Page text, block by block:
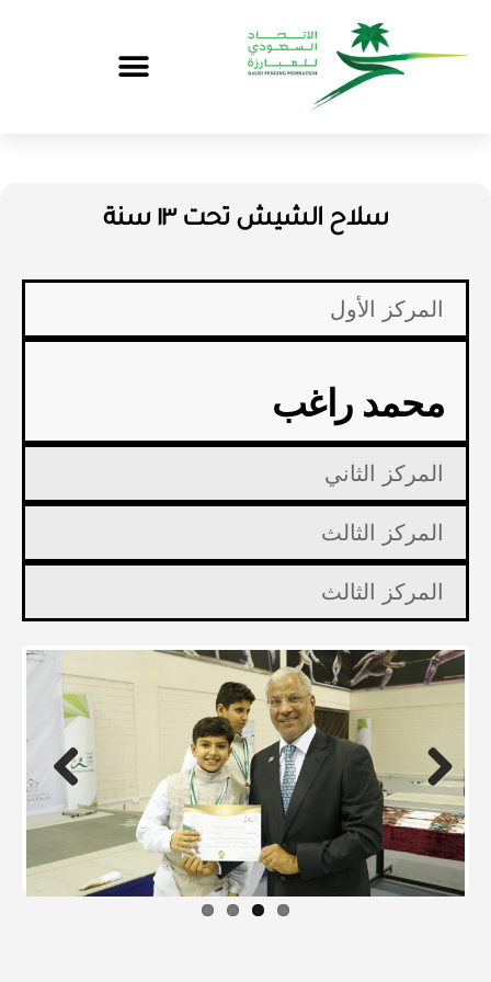
سلاح الشيش تحت ١٣ سنة
المركز الأول
محمد راغب
المركز الثاني
المركز الثالث
المركز الثالث
Previous Next